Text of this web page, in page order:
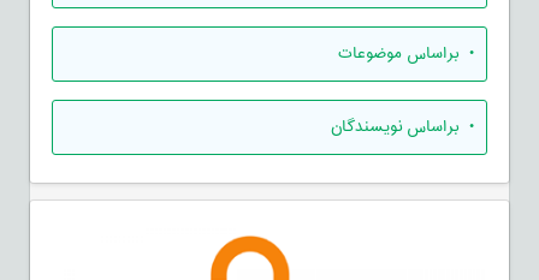
• براساس موضوعات
• براساس نویسندگان